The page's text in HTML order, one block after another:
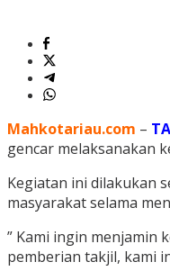
Mahkotariau.com –
gencar melaksanakan
Kegiatan ini dilakukan
masyarakat selama
” Kami ingin menjamin
pemberian takjil, kami